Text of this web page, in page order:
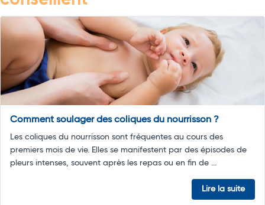
Comment soulager des coliques du nourrisson ?
Les coliques du nourrisson sont fréquentes au cours des
premiers mois de vie. Elles se manifestent par des épisodes de
pleurs intenses, souvent après les repas ou en fin de ...
Lire la suite